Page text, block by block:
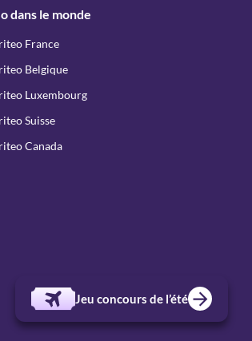
Jeu concours de l’été
dans le monde
France
Belgique
Luxembourg
Suisse
Canada